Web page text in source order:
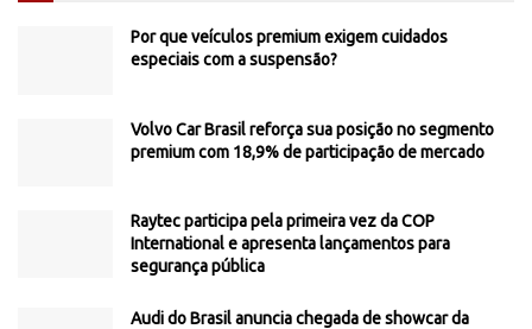
Por que veículos premium exigem cuidados
especiais com a suspensão?
Volvo Car Brasil reforça sua posição no segmento
premium com 18,9% de participação de mercado
Raytec participa pela primeira vez da COP
International e apresenta lançamentos para
segurança pública
Audi do Brasil anuncia chegada de showcar da